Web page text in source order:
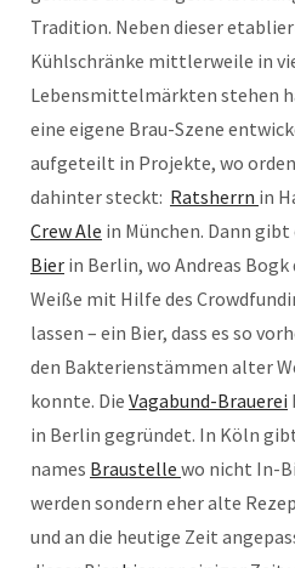
Tradition. Neben dieser
Kühlschränke mittlerweile in
Lebensmittelmärkten stehen
eine eigene Brau-Szene
aufgeteilt in Projekte, wo
dahinter steckt: Ratsherrn in
Crew Ale in München. Dann
Bier in Berlin, wo Andreas
Weiße mit Hilfe des
lassen – ein Bier, dass es so
den Bakterienstämmen alter
konnte. Die Vagabund-Brauerei
in Berlin gegründet. In Köln
names Braustelle wo nicht In-
werden sondern eher alte
und an die heutige Zeit